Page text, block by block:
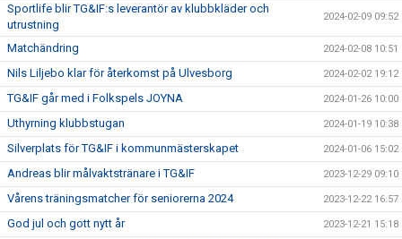
Sportlife blir TG&IF:s leverantör av klubbkläder och
utrustning
2024-02-09 09:52
Matchändring 2024-02-08 10:51
Nils Liljebo klar för återkomst på Ulvesborg 2024-02-02 19:12
TG&IF går med i Folkspels JOYNA 2024-01-26 10:00
Uthyrning klubbstugan 2024-01-19 10:38
Silverplats för TG&IF i kommunmästerskapet 2024-01-06 15:02
Andreas blir målvaktstränare i TG&IF 2023-12-29 09:10
Vårens träningsmatcher för seniorerna 2024 2023-12-22 16:57
God jul och gott nytt år 2023-12-21 15:18